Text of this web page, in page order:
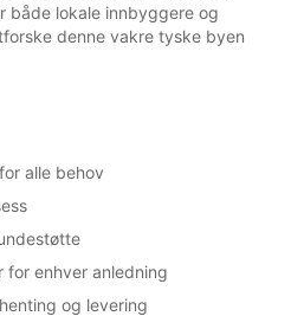
både lokale innbyggere og
denne vakre tyske byen
alle behov
for enhver anledning
og levering